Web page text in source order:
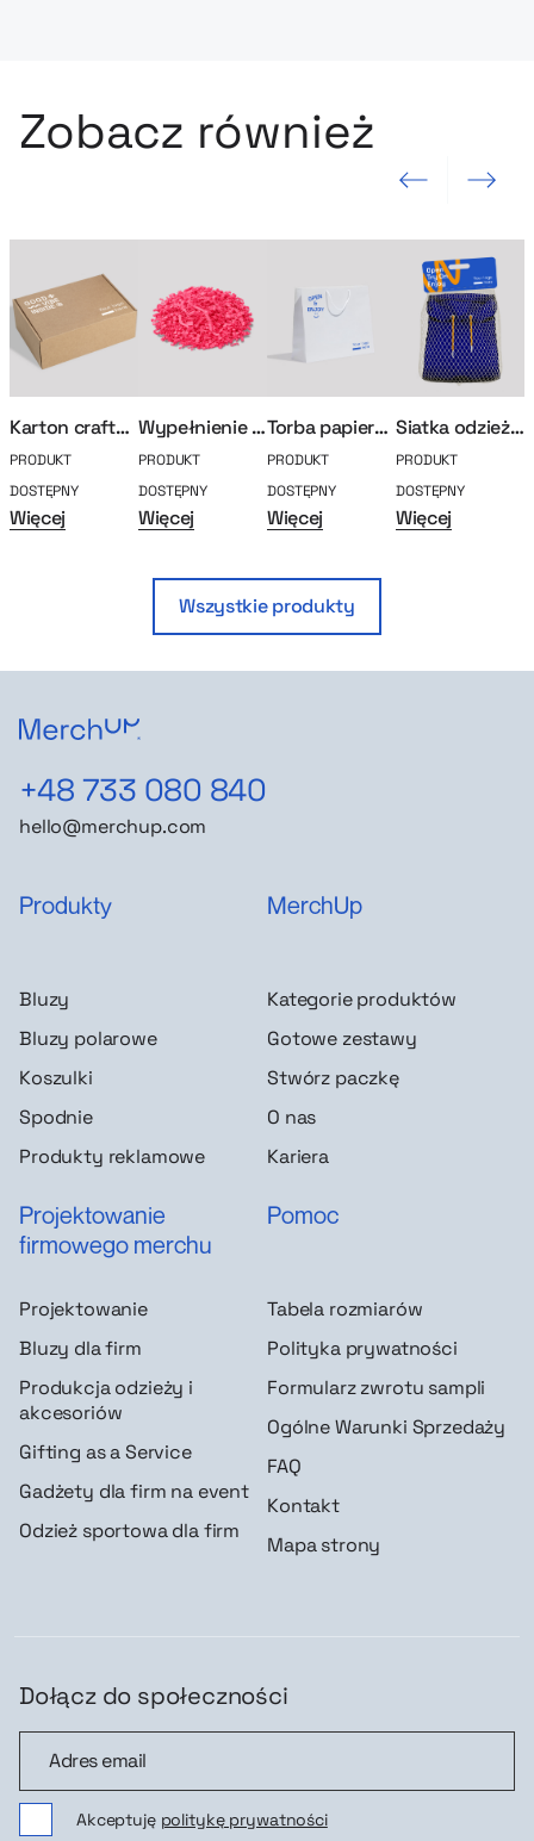
Zobacz również
Poprzedni slajd Następny
Karton craftowy
PRODUKT
DOSTĘPNY
Więcej
Wypełnienie pudełka (kolor)
PRODUKT
DOSTĘPNY
Więcej
Torba papierowa premium custom
PRODUKT
DOSTĘPNY
Więcej
Siatka odzieżowa
PRODUKT
DOSTĘPNY
Więcej
Wszystkie produkty
+48 733 080 840
hello@merchup.com
Produkty
Bluzy
Bluzy polarowe
Koszulki
Spodnie
Produkty reklamowe
MerchUp
Kategorie produktów
Gotowe zestawy
Stwórz paczkę
O nas
Kariera
Projektowanie
firmowego merchu
Projektowanie
Bluzy dla firm
Produkcja odzieży i
akcesoriów
Gifting as a Service
Gadżety dla firm na event
Odzież sportowa dla firm
Pomoc
Tabela rozmiarów
Polityka prywatności
Formularz zwrotu sampli
Ogólne Warunki Sprzedaży
FAQ
Kontakt
Mapa strony
Dołącz do społeczności
Akceptuję politykę prywatności